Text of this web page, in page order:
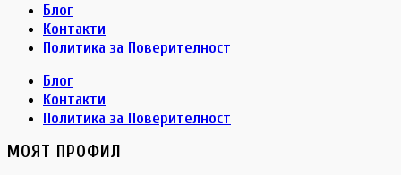
Блог
Контакти
Политика за Поверителност
Блог
Контакти
Политика за Поверителност
МОЯТ ПРОФИЛ